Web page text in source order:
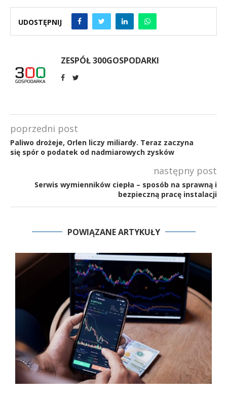
UDOSTĘPNIJ
ZESPÓŁ 300GOSPODARKI
poprzedni post
Paliwo drożeje, Orlen liczy miliardy. Teraz zaczyna
się spór o podatek od nadmiarowych zysków
następny post
Serwis wymienników ciepła – sposób na sprawną i
bezpieczną pracę instalacji
POWIĄZANE ARTYKUŁY